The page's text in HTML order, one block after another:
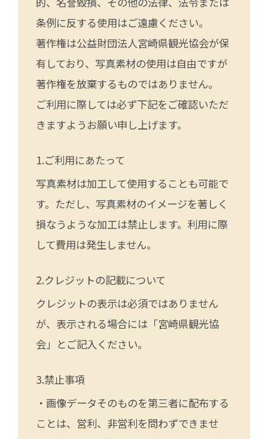
条例に反する使用はご遠慮ください。
著作権は公益財団法人宮崎県観光協会が保
有しており、写真素材の使用は自由ですが
著作権を放棄するものではありません。
ご利用に際しては必ず下記をご確認いただ
きますようお願い申し上げます。
ご利用にあたって
写真素材は加工して使用することも可能で
す。ただし、写真素材のイメージを著しく
損なうような加工は禁止します。利用に際
して費用は発生しません。
クレジットの記載について
クレジットの表示は必須ではありません
が、表示される場合には「宮崎県観光協
会」とご記入ください。
禁止事項
・画像データそのものを第三者に配布する
ことは、営利、非営利を問わずできませ